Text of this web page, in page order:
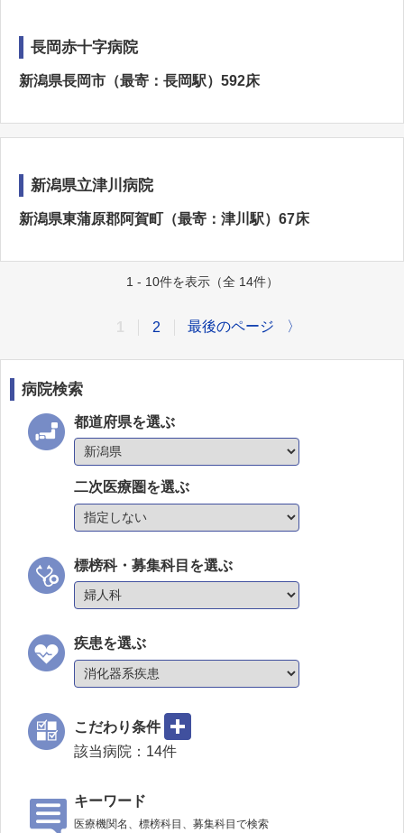
長岡赤十字病院
新潟県長岡市（最寄：長岡駅）592床
新潟県立津川病院
新潟県東蒲原郡阿賀町（最寄：津川駅）67床
1 - 10件を表示（全 14件）
2 最後のページ 〉
病院検索
都道府県を選ぶ
二次医療圏を選ぶ
標榜科・募集科目を選ぶ
疾患を選ぶ
こだわり条件
該当病院： 14件
キーワード
医療機関名、標榜科目、募集科目で検索